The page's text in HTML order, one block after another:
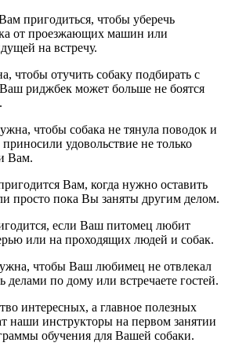
пригодиться, чтобы уберечь
от проезжающих машин или
на встречу.
чтобы отучить собаку подбирать с
риджбек может больше не боятся
чтобы собака не тянула поводок и
удовольствие не только
Вам.
Вам, когда нужно оставить
просто пока Вы заняты другим делом.
если Ваш питомец любит
или на проходящих людей и собак.
чтобы Ваш любимец не отвлекал
делами по дому или встречаете гостей.
интересных, а главное полезных
наши инструкторы на первом занятии
обучения для Вашей собаки.